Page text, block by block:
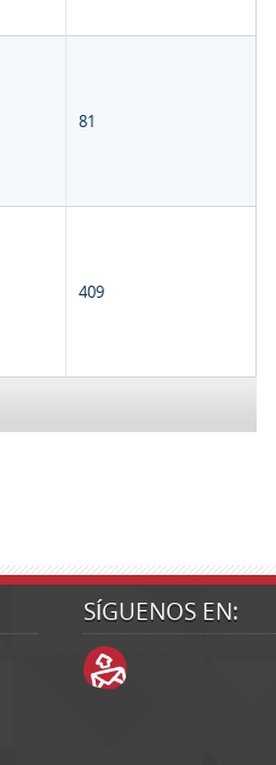
81
409
SÍGUENOS EN: